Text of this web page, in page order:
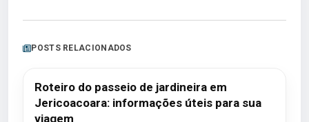
POSTS RELACIONADOS
Roteiro do passeio de jardineira em
Jericoacoara: informações úteis para sua
viagem